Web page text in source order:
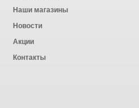
Наши магазины
Новости
Акции
Контакты